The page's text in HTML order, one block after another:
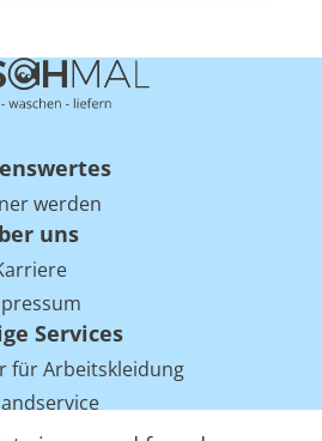
werden
uns
Services
für Arbeitskleidung